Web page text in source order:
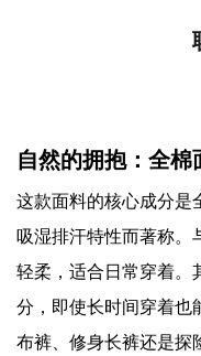
自然的拥抱：全
这款面料的核心成分是
吸湿排汗特性而著称。
轻柔，适合日常穿着。
分，即使长时间穿着也
布裤、修身长裤还是探